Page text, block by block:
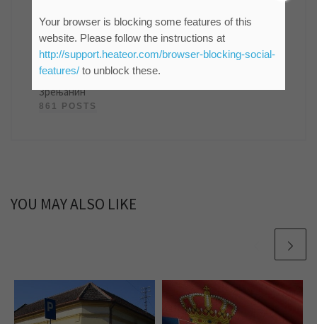
мр Синиша Гајин
Руководилац Службе информисања и пословних
комуникација ЈКП "Водовод и канализација"
Зрењанин
861 POSTS
YOU MAY ALSO LIKE
Your browser is blocking some features of this
website. Please follow the instructions at
http://support.heateor.com/browser-blocking-social-
features/to unblock these.